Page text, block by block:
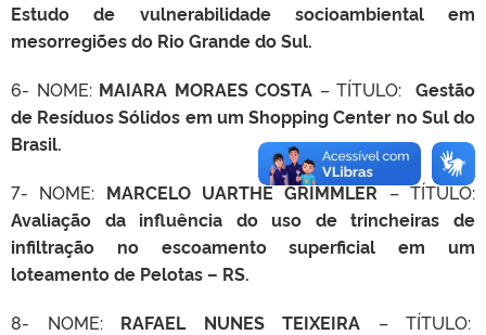
Estudo de vulnerabilidade socioambiental em
mesorregiões do Rio Grande do Sul.
6- NOME: MAIARA MORAES COSTA – TÍTULO: Gestão
de Resíduos Sólidos em um Shopping Center no Sul do
Brasil.
7- NOME: MARCELO UARTHE GRIMMLER– TÍTULO:
Avaliação da influência do uso de trincheiras de
infiltração no escoamento superficial em um
loteamento de Pelotas – RS.
8- NOME: RAFAEL NUNES TEIXEIRA – TÍTULO: